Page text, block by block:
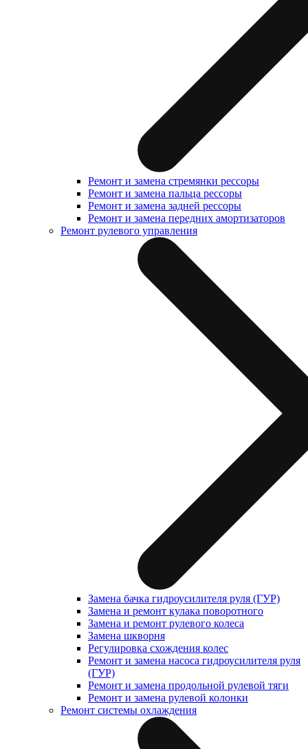
Ремонт и замена стремянки рессоры
Ремонт и замена пальца рессоры
Ремонт и замена задней рессоры
Ремонт и замена передних амортизаторов
Ремонт рулевого управления
Замена бачка гидроусилителя руля (ГУР)
Замена и ремонт кулака поворотного
Замена и ремонт рулевого колеса
Замена шкворня
Регулировка схождения колес
Ремонт и замена насоса гидроусилителя руля
(ГУР)
Ремонт и замена продольной рулевой тяги
Ремонт и замена рулевой колонки
Ремонт системы охлаждения